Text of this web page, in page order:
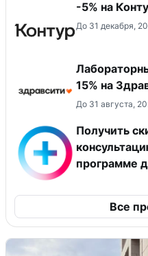
-5% на
До 31 декабря,
15% на
До 31 августа,
Получить
программе
Все